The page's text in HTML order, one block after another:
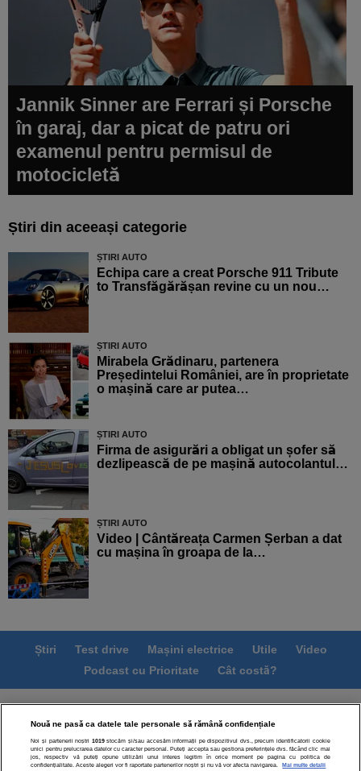
Jannik Sinner are Ferrari și Porsche
în garaj, dar a picat de patru ori
examenul pentru permisul de
motocicletă
Știri din aceeași categorie
ȘTIRI AUTO
Echipa care a creat Porsche 911 Tribute
to Transfăgărășan revine cu un nou…
ȘTIRI AUTO
Mirabela Grădinaru, partenera
Președintelui României, are în proprietate
o mașină care ar putea…
ȘTIRI AUTO
Firma de asigurări a obligat un șofer să
dezlipească de pe mașină autocolantul…
ȘTIRI AUTO
Video | Cântăreața Carmen Șerban a dat
cu mașina în groapa de la…
Știri Test drive Mașini electrice Utile
Video
Podcast cu Prioritate
Cât costă?
Termeni si conditii
Politica de confidentialitate
Politica de cookies
Echipa editorială
Modifică Setările
Nouă ne pasă ca datele tale personale să rămână confidențiale
Noi și partenerii noștri 1019stocăm și/sau accesăm informații pe dispozitivul dvs., precum identificatorii cookie
unici pentru prelucrarea datelor cu caracter personal. Puteți accepta sau gestiona preferințele dvs. făcând clic mai
jos, respectiv vă puteți opune utilizării unui interes legitim în orice moment pe pagina cu politica de
confidențialitate. Aceste alegeri vor fi raportate partenerilor noștri și nu vă vor afecta navigarea.
Mai multe detalii